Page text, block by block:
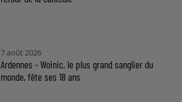
7 août 2026
Ardennes - Woinic, le plus grand sanglier du
monde, fête ses 18 ans